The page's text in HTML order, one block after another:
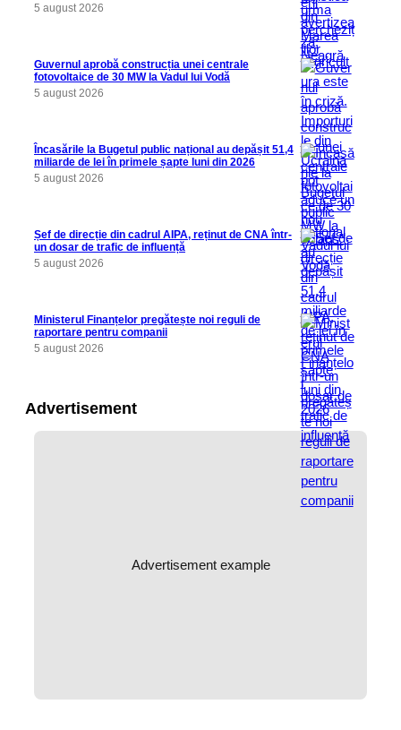
5 august 2026
Guvernul aprobă construcția unei centrale
fotovoltaice de 30 MW la Vadul lui Vodă
5 august 2026
Încasările la Bugetul public național au depășit 51,4
miliarde de lei în primele șapte luni din 2026
5 august 2026
Șef de direcție din cadrul AIPA, reținut de CNA într-
un dosar de trafic de influență
5 august 2026
Ministerul Finanțelor pregătește noi reguli de
raportare pentru companii
5 august 2026
Advertisement
Advertisement example